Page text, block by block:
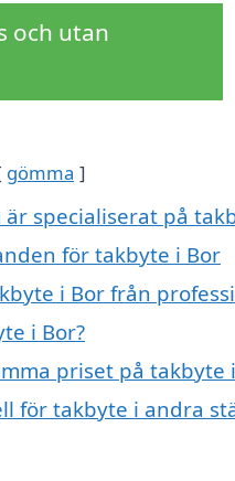
och utan
gömma
specialiserat på
för takbyte i Bor
i Bor från
i Bor?
priset på takbyte
för takbyte i andra